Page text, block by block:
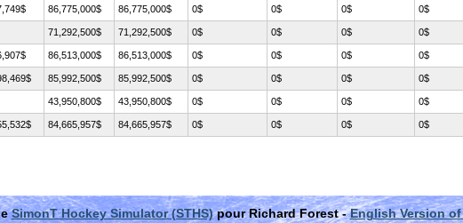
86,775,000$ 86,775,000$ 0$ 0$ 0$ 0$
71,292,500$ 71,292,500$ 0$ 0$ 0$ 0$
86,513,000$ 86,513,000$ 0$ 0$ 0$ 0$
85,992,500$ 85,992,500$ 0$ 0$ 0$ 0$
43,950,800$ 43,950,800$ 0$ 0$ 0$ 0$
84,665,957$ 84,665,957$ 0$ 0$ 0$ 0$
SimonT Hockey Simulator (STHS)pour Richard Forest -English Version